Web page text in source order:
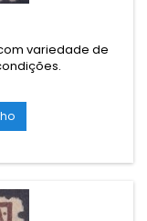
variedade de